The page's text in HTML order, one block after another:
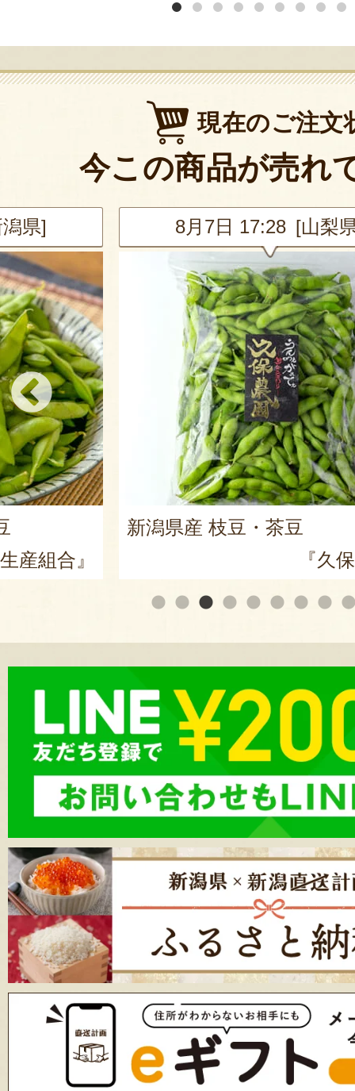
現在のご注文
今この商品が売れ
県]
産組合』
8月7日 17:28 [山梨
新潟県産 枝豆・茶豆
『久